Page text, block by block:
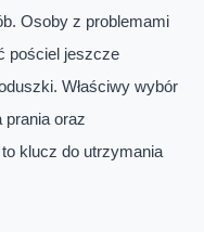
Osoby z problemami
pościel jeszcze
Właściwy wybór
prania oraz
klucz do utrzymania